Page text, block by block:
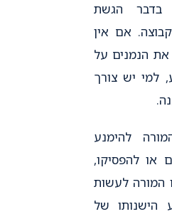
הגשת
אם אין
את הנמנים על
למי יש צורך
להימנע
או להפסיקו,
המורה לעשות
הישנותו של